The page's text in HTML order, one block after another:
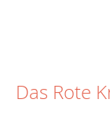
Das Rote